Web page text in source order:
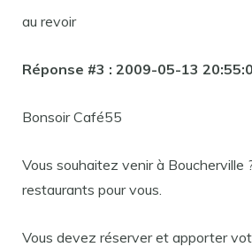
au revoir
Réponse #3 : 2009-05-13
Bonsoir Café55
Vous souhaitez venir à Boucherville ?
restaurants pour vous.
Vous devez réserver et apporter